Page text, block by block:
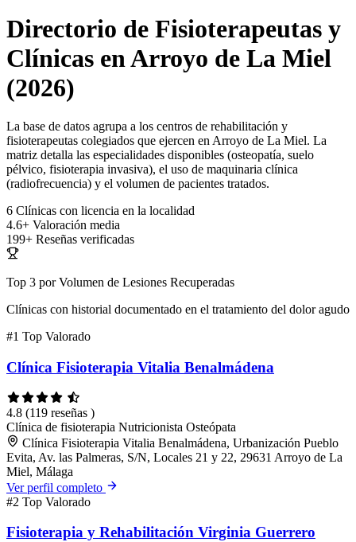
Directorio de Fisioterapeutas y
Clínicas en Arroyo de La Miel
(2026)
La base de datos agrupa a los centros de rehabilitación y
fisioterapeutas colegiados que ejercen en Arroyo de La Miel. La
matriz detalla las especialidades disponibles (osteopatía, suelo
pélvico, fisioterapia invasiva), el uso de maquinaria clínica
(radiofrecuencia) y el volumen de pacientes tratados.
6 Clínicas con licencia en la localidad
4.6+ Valoración media
199+ Reseñas verificadas
Top 3 por Volumen de Lesiones Recuperadas
Clínicas con historial documentado en el tratamiento del dolor agudo
#1 Top Valorado
Clínica Fisioterapia Vitalia Benalmádena
4.8 (119 reseñas )
Clínica de fisioterapia Nutricionista Osteópata
Clínica Fisioterapia Vitalia Benalmádena, Urbanización Pueblo
Evita, Av. las Palmeras, S/N, Locales 21 y 22, 29631 Arroyo de La
Miel, Málaga
Ver perfil completo
#2 Top Valorado
Fisioterapia y Rehabilitación Virginia Guerrero